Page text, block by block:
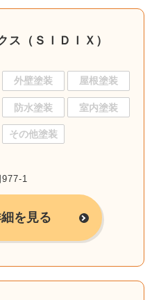
ス（ＳＩＤＩＸ）
外壁塗装 屋根塗装
防水塗装 室内塗装
その他塗装
1
を見る